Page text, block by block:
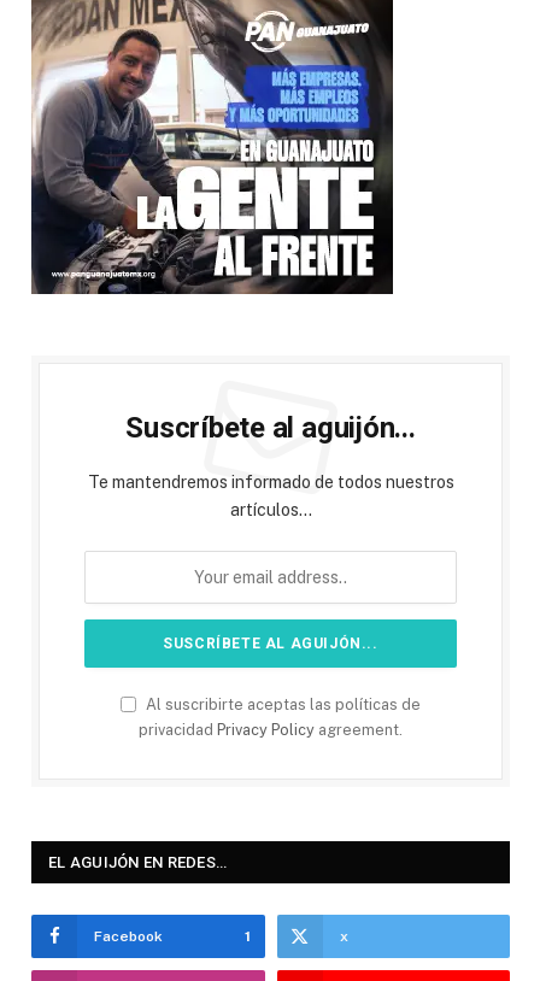
Suscríbete al aguijón...
Te mantendremos informado de todos nuestros
artículos...
Al suscribirte aceptas las políticas de
privacidad Privacy Policy agreement.
EL AGUIJÓN EN REDES…
Facebook 1 x